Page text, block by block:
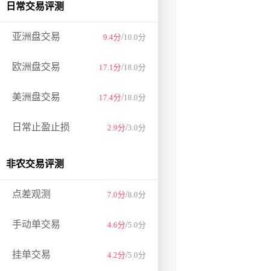
日常交易评测
亚洲盘交易 9.4分/10.0分
欧洲盘交易 17.1分/18.0分
美洲盘交易 17.4分/18.0分
日常止盈止损 2.9分/3.0分
非农交易评测
点差观测 7.0分/8.0分
手动单交易 4.6分/5.0分
挂单交易 4.2分/5.0分